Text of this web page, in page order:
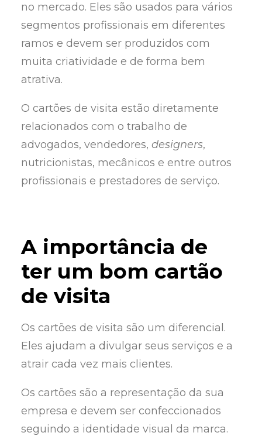
no mercado. Eles são usados para vários
segmentos profissionais em diferentes
ramos e devem ser produzidos com
muita criatividade e de forma bem
atrativa.
O cartões de visita estão diretamente
relacionados com o trabalho de
advogados, vendedores, designers,
nutricionistas, mecânicos e entre outros
profissionais e prestadores de serviço.
A importância de
ter um bom cartão
de visita
Os cartões de visita são um diferencial.
Eles ajudam a divulgar seus serviços e a
atrair cada vez mais clientes.
Os cartões são a representação da sua
empresa e devem ser confeccionados
seguindo a identidade visual da marca.